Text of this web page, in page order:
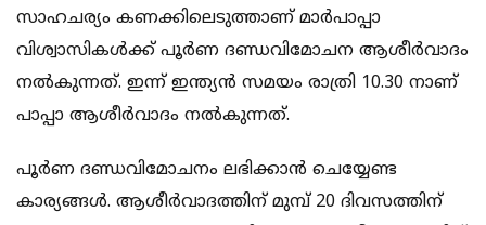
സാഹചര്യം കണക്കിലെടുത്താണ് മാര്‍പാപ്പാ
വിശ്വാസികള്‍ക്ക് പൂര്‍ണ ദണ്ഡവിമോചന ആശീര്‍വാദം
നല്‍കുന്നത്. ഇന്ന് ഇന്ത്യന്‍ സമയം രാത്രി 10.30 നാണ്
പാപ്പാ ആശീര്‍വാദം നല്‍കുന്നത്.
പൂര്‍ണ ദണ്ഡവിമോചനം ലഭിക്കാന്‍ ചെയ്യേണ്ട
കാര്യങ്ങള്‍. ആശീര്‍വാദത്തിന് മുമ്പ് 20 ദിവസത്തിന്